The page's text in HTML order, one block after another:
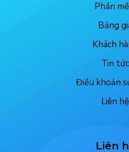
Phần
Bảng
Khách
Tin tức
Điều khoản
Liên hệ
Liên